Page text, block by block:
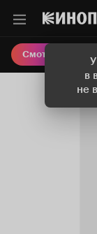
в
не
Смотреть кино